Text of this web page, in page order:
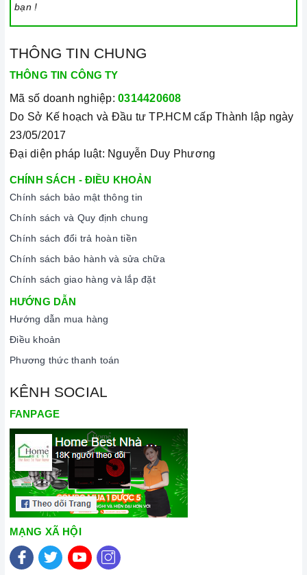
bạn !
THÔNG TIN CHUNG
THÔNG TIN CÔNG TY
Mã số doanh nghiệp: 0314420608
Do Sở Kế hoạch và Đầu tư TP.HCM cấp Thành lập ngày
23/05/2017
Đại diện pháp luật: Nguyễn Duy Phương
CHÍNH SÁCH - ĐIỀU KHOẢN
Chính sách bảo mật thông tin
Chính sách và Quy định chung
Chính sách đổi trả hoàn tiền
Chính sách bảo hành và sửa chữa
Chính sách giao hàng và lắp đặt
HƯỚNG DẪN
Hướng dẫn mua hàng
Điều khoản
Phương thức thanh toán
KÊNH SOCIAL
FANPAGE
MẠNG XÃ HỘI